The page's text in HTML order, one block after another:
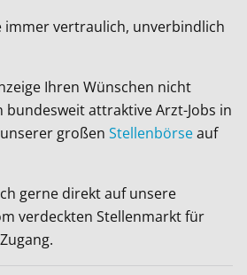
immer vertraulich, unverbindlich
Ihren Wünschen nicht
attraktive Arzt-Jobs in
großen Stellenbörseauf
gerne direkt auf unsere
verdeckten Stellenmarkt für